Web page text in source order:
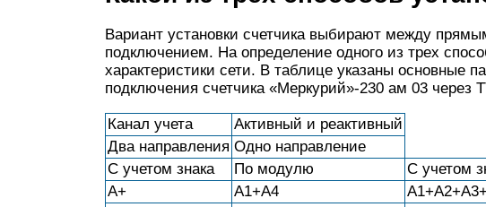
Вариант установки счетчика выбирают между
подключением. На определение одного из трех
характеристики сети. В таблице указаны основные
подключения счетчика «Меркурий»-230 ам 03 через
Канал учета
Активный и реактивный
Два направления Одно направление
С учетом знака
По модулю С учетом
А+
A1+A4